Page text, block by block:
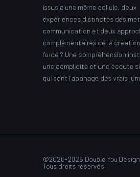
issus d’une même cellule, deux
expériences distinctes des
communication et deux
complémentaires de la
force ? Une compréhension
une complicité et une écoute
qui sont l’apanage des vrais
©2020-2026 Double You Design
Tous droits réservés